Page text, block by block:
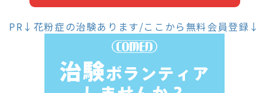
PR↓花粉症の治験あります/ここから無料会員登録↓